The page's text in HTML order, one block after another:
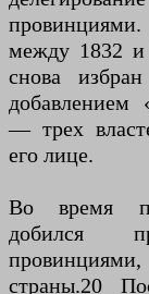
между 1832 и
снова
добавлением
— трех
его лице.
Во время
добился
страны.20